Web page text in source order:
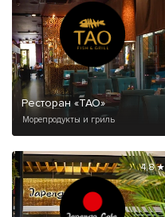
Ресторан «ТАО»
Морепродукты и гриль
4,8 ★